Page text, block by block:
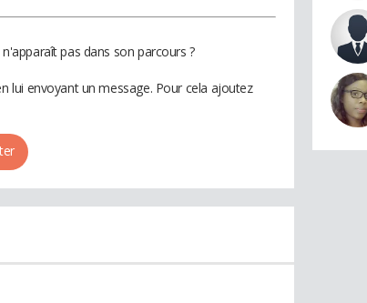
pas dans son parcours ?
lui envoyant un message. Pour cela ajoutez